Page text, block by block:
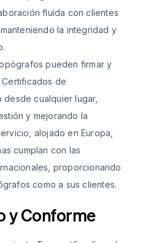
fluida con clientes
la integridad y
pueden firmar y
de
cualquier lugar,
y mejorando la
alojado en Europa,
cumplan con las
proporcionando
como a sus clientes.
y Conforme